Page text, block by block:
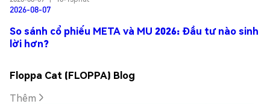
2026-08-07
So sánh cổ phiếu META và MU 2026: Đầu tư nào sinh
lời hơn?
Floppa Cat (FLOPPA) Blog
Thêm